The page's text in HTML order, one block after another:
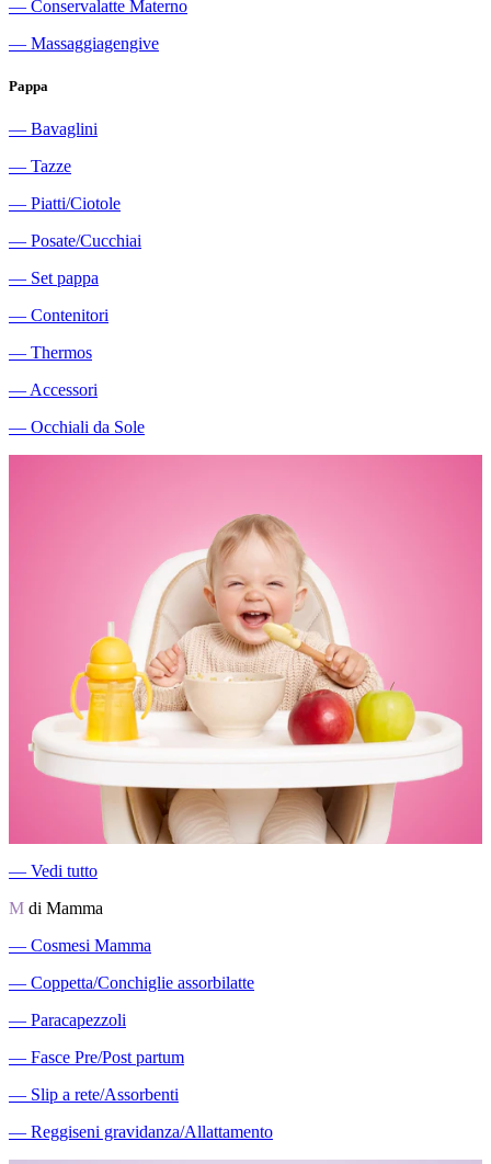
― Conservalatte Materno
― Massaggiagengive
Pappa
― Bavaglini
― Tazze
― Piatti/Ciotole
― Posate/Cucchiai
― Set pappa
― Contenitori
― Thermos
― Accessori
― Occhiali da Sole
― Vedi tutto
M di Mamma
― Cosmesi Mamma
― Coppetta/Conchiglie assorbilatte
― Paracapezzoli
― Fasce Pre/Post partum
― Slip a rete/Assorbenti
― Reggiseni gravidanza/Allattamento